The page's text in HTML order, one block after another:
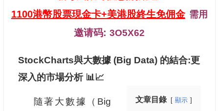
1100港幣股票現金卡+美港股終生免佣金 需用
邀请码:3O5X62
StockCharts與大數據 (Big Data) 的結合:更
深入的市場分析 📊📈
文章目錄 顯示
隨著大數據（Big